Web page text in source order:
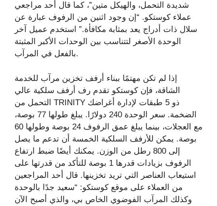
شديدة التحمل، والهيكل متين”، كما قال أحد مراجعي
عملاء كوستكو. “إن وجود اثنين من الرفوف عبارة عن
سلال ذات أدراج يعد بمثابة مكافأة.” استخدم عميل آخر
الوحدة الأصغر لتتناسب بين الوحدات الأكبر المثبتة
بالفعل في المرآب.
إذا لم تكن مهتمًا ببناء أرفف تخزين مرآب للخدمة
الشاقة، فإن كوستكو تقدم رف أرفف سلكية عالي
التحمل من TRINITY ذو 5 طبقات لإدارة أغراضك
الضخمة. سعر الوحدة 240 دولارًا. يبلغ طولها 77 بوصة،
مع العجلات، بينما يبلغ عمق الرفوف 24 بوصة وطولها 60
بوصة. يمكن للأرفف السلكية الخمسة أن تدعم ما يصل
إلى 800 رطل من الوزن. يمكنك أيضًا ضبط ارتفاع
الرفوف بزيادات قدرها 1 بوصة للتأكد من قدرتها على
استيعاب العناصر التي تريد تخزينها. قال أحد المراجعين
من العملاء على موقع كوستكو: “سعيد جدًا بالوحدة
وكذلك المرآب الفوضوي الخاص بي، والذي أصبح الآن